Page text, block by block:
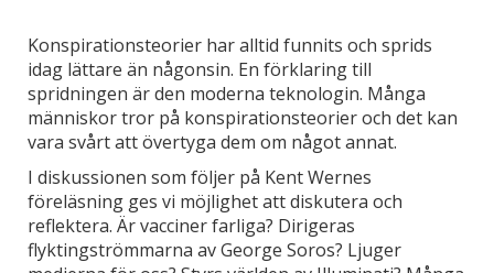
Konspirationsteorier har alltid funnits och sprids
idag lättare än någonsin. En förklaring till
spridningen är den moderna teknologin. Många
människor tror på konspirationsteorier och det kan
vara svårt att övertyga dem om något annat.
I diskussionen som följer på Kent Wernes
föreläsning ges vi möjlighet att diskutera och
reflektera. Är vacciner farliga? Dirigeras
flyktingströmmarna av George Soros? Ljuger